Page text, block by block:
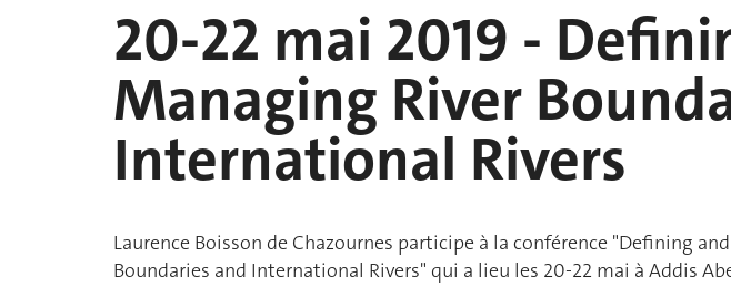
20-22 mai 2019 -
Managing River
International Rivers
Laurence Boisson de Chazournes participe à la conférence "Defining
Boundaries and International Rivers" qui a lieu les 20-22 mai à Addis